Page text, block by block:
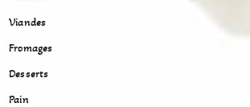
Viandes
Fromages
Desserts
Pain